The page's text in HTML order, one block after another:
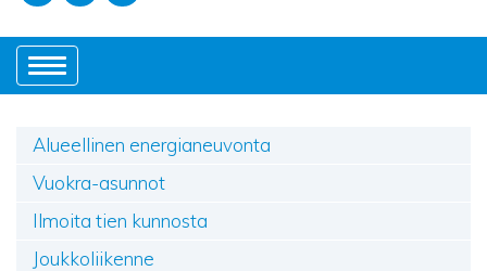
Toggle
navigation
Alueellinen energianeuvonta
Vuokra-asunnot
Ilmoita tien kunnosta
Joukkoliikenne